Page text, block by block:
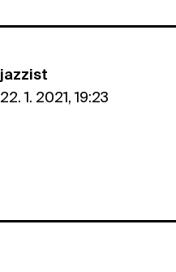
jazzist
22. 1. 2021, 19:23